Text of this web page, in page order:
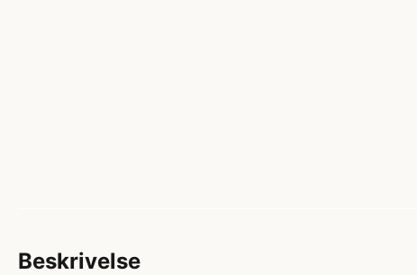
Beskrivelse